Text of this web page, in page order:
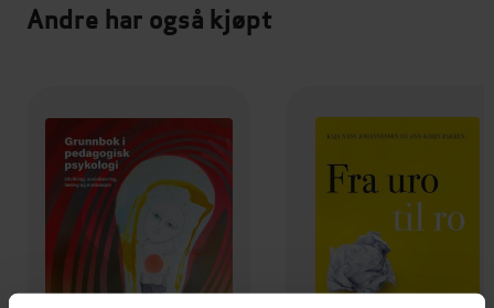
Andre har også kjøpt